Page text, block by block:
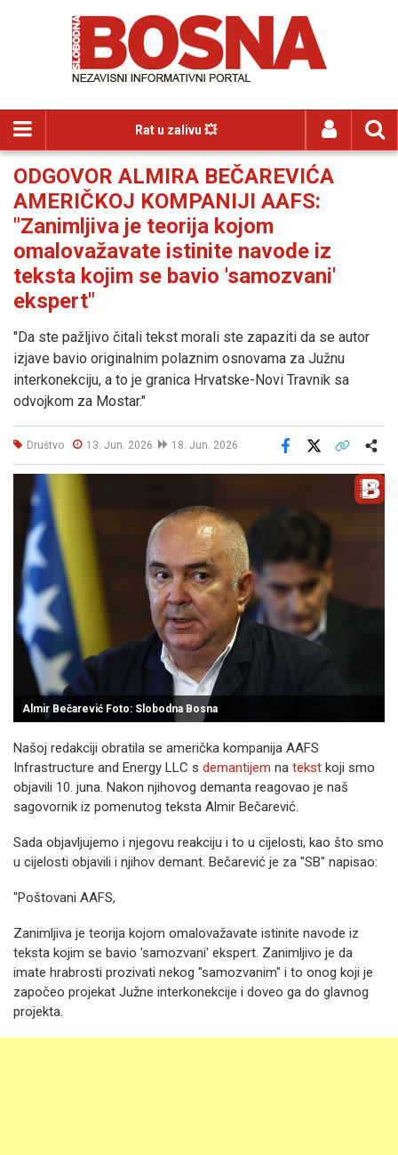
Rat u zalivu 💥
ODGOVOR ALMIRA BEČAREVIĆA
AMERIČKOJ KOMPANIJI AAFS:
"Zanimljiva je teorija kojom
omalovažavate istinite navode iz
teksta kojim se bavio 'samozvani'
ekspert"
"Da ste pažljivo čitali tekst morali ste zapaziti da se autor
izjave bavio originalnim polaznim osnovama za Južnu
interkonekciju, a to je granica Hrvatske-Novi Travnik sa
odvojkom za Mostar."
Društvo 13. Jun. 2026 18. Jun. 2026
Facebook
Almir Bečarević Foto: Slobodna Bosna
Našoj redakciji obratila se američka kompanija AAFS
Infrastructure and Energy LLC s demantijem na tekst koji smo
objavili 10. juna. Nakon njihovog demanta reagovao je naš
sagovornik iz pomenutog teksta Almir Bečarević.
Sada objavljujemo i njegovu reakciju i to u cijelosti, kao što smo
u cijelosti objavili i njihov demant. Bečarević je za "SB" napisao:
"Poštovani AAFS,
Zanimljiva je teorija kojom omalovažavate istinite navode iz
teksta kojim se bavio 'samozvani' ekspert. Zanimljivo je da
imate hrabrosti prozivati nekog "samozvanim" i to onog koji je
započeo projekat Južne interkonekcije i doveo ga do glavnog
projekta.